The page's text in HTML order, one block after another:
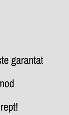
garantat